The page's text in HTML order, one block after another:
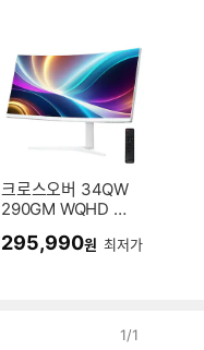
크로스오버 34QW
290GM WQHD 게
이트 무결점
295,990원 최저가
1/1